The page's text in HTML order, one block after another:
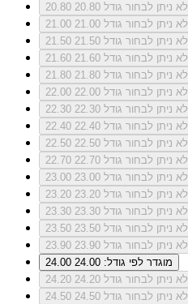
20.80
לא ניתן לבחור גודל 20.80
21.00
לא ניתן לבחור גודל 21.00
21.50
לא ניתן לבחור גודל 21.50
21.60
לא ניתן לבחור גודל 21.60
21.80
לא ניתן לבחור גודל 21.80
22.00
לא ניתן לבחור גודל 22.00
22.30
לא ניתן לבחור גודל 22.30
22.40
לא ניתן לבחור גודל 22.40
22.50
לא ניתן לבחור גודל 22.50
22.70
לא ניתן לבחור גודל 22.70
23.00
לא ניתן לבחור גודל 23.00
23.20
לא ניתן לבחור גודל 23.20
23.30
לא ניתן לבחור גודל 23.30
23.50
לא ניתן לבחור גודל 23.50
23.90
לא ניתן לבחור גודל 23.90
24.00
מוגדר לפי גודל: 24.00
24.20
לא ניתן לבחור גודל 24.20
24.50
לא ניתן לבחור גודל 24.50